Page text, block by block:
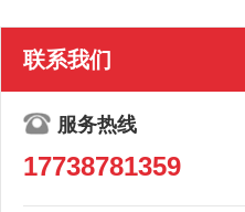
联系我们
服务热线
17738781359